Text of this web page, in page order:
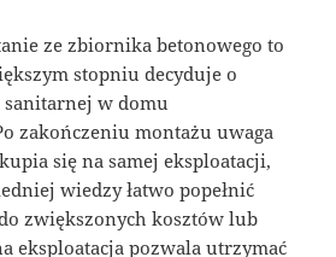
ze zbiornika betonowego to
stopniu decyduje o
w domu
zakończeniu montażu uwaga
się na samej eksploatacji,
wiedzy łatwo popełnić
zwiększonych kosztów lub
eksploatacja pozwala utrzymać